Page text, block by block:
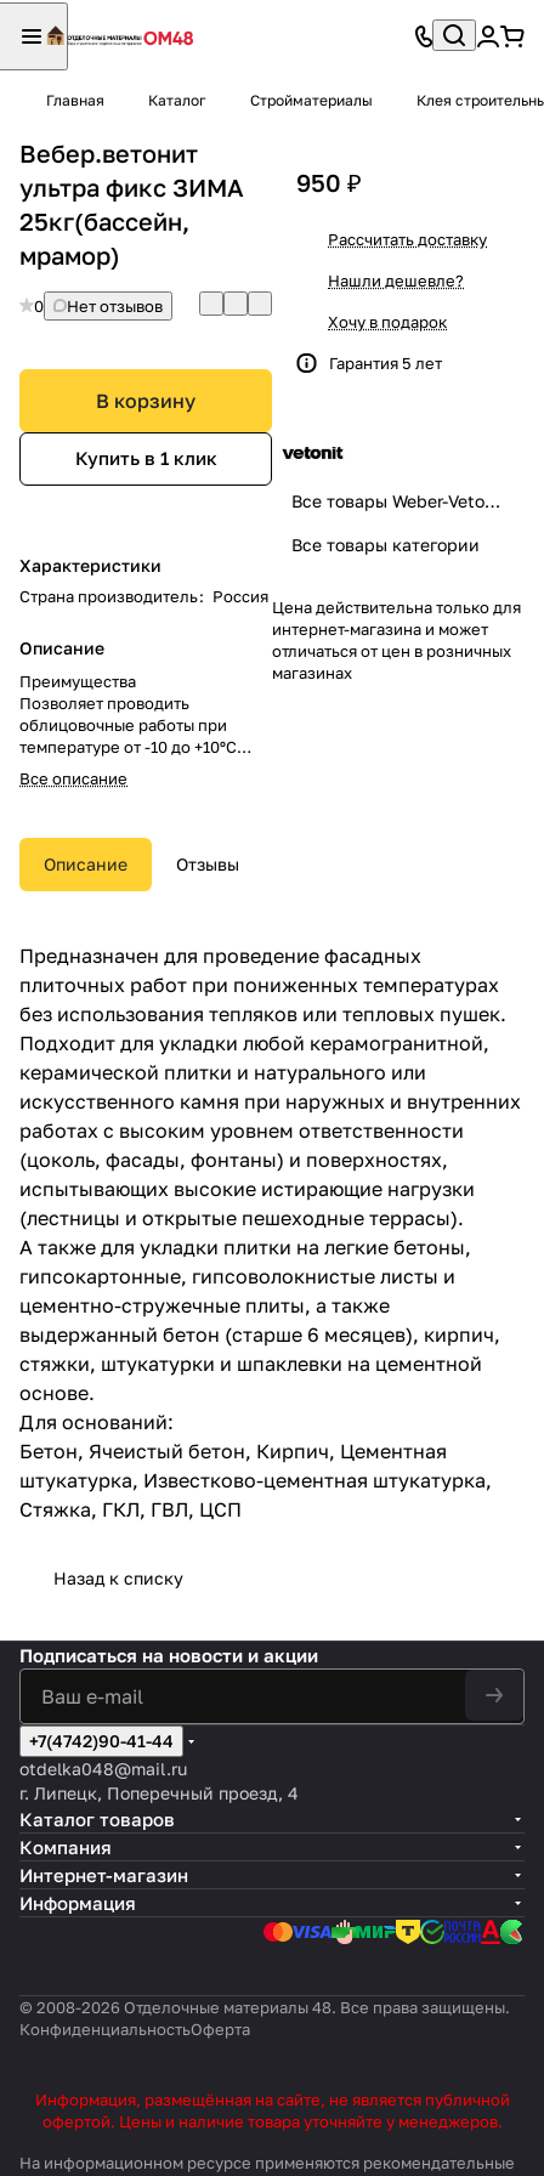
Главная Каталог Стройматериалы Клея
Вебер.ветонит
ультра фикс ЗИМА
25кг(бассейн,
мрамор)
0 Нет отзывов
В корзину
Купить в 1 клик
Характеристики
Страна производитель: Россия
Описание
Преимущества
Позволяет проводить
облицовочные работы при
температуре от -10 до +10ºC
Высокая адгезия и эластичность
позволяют применять на
крепления крупноформатной
облицовки в местах высокой
проходимости
Все описание
950 ₽
Рассчитать доставку
Нашли дешевле?
Хочу в подарок
Гарантия 5 лет
Все товары Weber-Vetonit
Все товары категории
Цена действительна только для
интернет-магазина и может
отличаться от цен в розничных
магазинах
Описание Отзывы
Предназначен для проведение фасадных
плиточных работ при пониженных температурах
без использования тепляков или тепловых пушек.
Подходит для укладки любой керамогранитной,
керамической плитки и натурального или
искусственного камня при наружных и внутренних
работах с высоким уровнем ответственности
(цоколь, фасады, фонтаны) и поверхностях,
испытывающих высокие истирающие нагрузки
(лестницы и открытые пешеходные террасы).
А также для укладки плитки на легкие бетоны,
гипсокартонные, гипсоволокнистые листы и
цементно-стружечные плиты, а также
выдержанный бетон (старше 6 месяцев), кирпич,
стяжки, штукатурки и шпаклевки на цементной
основе.
Для оснований:
Бетон, Ячеистый бетон, Кирпич, Цементная
штукатурка, Известково-цементная штукатурка,
Стяжка, ГКЛ, ГВЛ, ЦСП
Назад к списку
Подписаться на новости и акции
+7(4742)90-41-44
otdelka048@mail.ru
г. Липецк, Поперечный проезд, 4
Каталог товаров
Компания
Интернет-магазин
Информация
© 2008-2026 Отделочные материалы 48. Все права защищены.
КонфиденциальностьОферта
Информация, размещённая на сайте, не является публичной
офертой. Цены и наличие товара уточняйте у менеджеров.
На информационном ресурсе применяются рекомендательные